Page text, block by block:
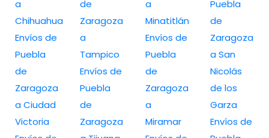
a
Chihuahua
Envíos de
Puebla
de
Zaragoza
a Ciudad
Victoria
de
Zaragoza
a
Tampico
Envíos de
Puebla
de
Zaragoza
a
Minatitlán
Envíos de
Puebla
de
Zaragoza
a
Miramar
Puebla
de
Zaragoza
a San
Nicolás
de los
Garza
Envíos de